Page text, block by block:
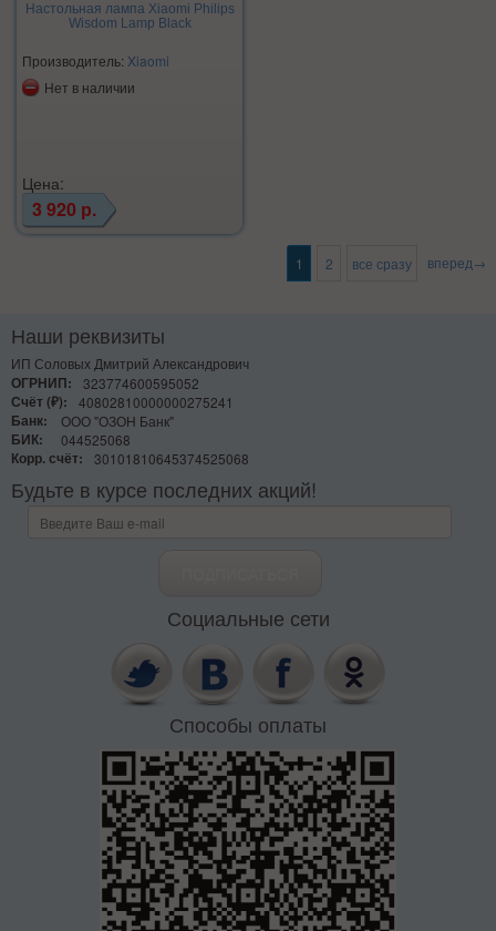
Настольная лампа Xiaomi Philips
Wisdom Lamp Black
Производитель: Xiaomi
Нет в наличии
Цена:
3 920 р.
1 2 все сразу вперед→
Наши реквизиты
ИП Соловых Дмитрий Александрович
ОГРНИП:
323774600595052
Счёт (₽):
40802810000000275241
Банк:
ООО "ОЗОН Банк"
БИК:
044525068
Корр. счёт:
30101810645374525068
Будьте в курсе последних акций!
Социальные сети
Способы оплаты